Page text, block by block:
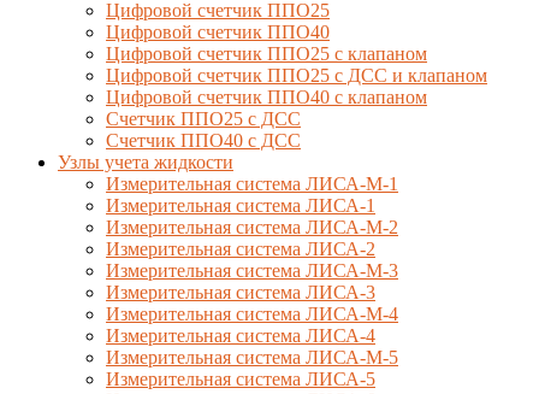
Цифровой счетчик ППО25
Цифровой счетчик ППО40
Цифровой счетчик ППО25 с клапаном
Цифровой счетчик ППО25 с ДСС и клапаном
Цифровой счетчик ППО40 с клапаном
Счетчик ППО25 с ДСС
Счетчик ППО40 с ДСС
Узлы учета жидкости
Измерительная система ЛИСА-М-1
Измерительная система ЛИСА-1
Измерительная система ЛИСА-М-2
Измерительная система ЛИСА-2
Измерительная система ЛИСА-М-3
Измерительная система ЛИСА-3
Измерительная система ЛИСА-М-4
Измерительная система ЛИСА-4
Измерительная система ЛИСА-М-5
Измерительная система ЛИСА-5